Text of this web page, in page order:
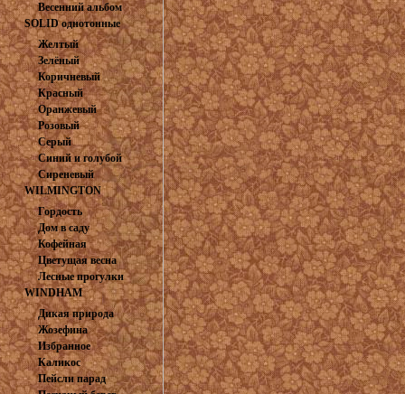
Весенний альбом
SOLID однотонные
тканиЖелтый
Зелёный
Коричневый
Красный
Оранжевый
Розовый
Серый
Синий и голубой
Сиреневый
WILMINGTON
PRINTS
Гордость
Дом в саду
Кофейная
Цветущая весна
Лесные прогулки
WINDHAM
FABRICS
Дикая природа
Жозефина
Избранное
Каликос
Пейсли парад